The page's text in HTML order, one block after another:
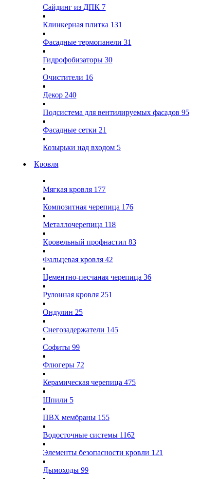
Сайдинг из ДПК 7
Клинкерная плитка 131
Фасадные термопанели 31
Гидрофобизаторы 30
Очистители 16
Декор 240
Подсистема для вентилируемых фасадов 95
Фасадные сетки 21
Козырьки над входом 5
Кровля
Мягкая кровля 177
Композитная черепица 176
Металлочерепица 118
Кровельный профнастил 83
Фальцевая кровля 42
Цементно-песчаная черепица 36
Рулонная кровля 251
Ондулин 25
Снегозадержатели 145
Софиты 99
Флюгеры 72
Керамическая черепица 475
Шпили 5
ПВХ мембраны 155
Водосточные системы 1162
Элементы безопасности кровли 121
Дымоходы 99